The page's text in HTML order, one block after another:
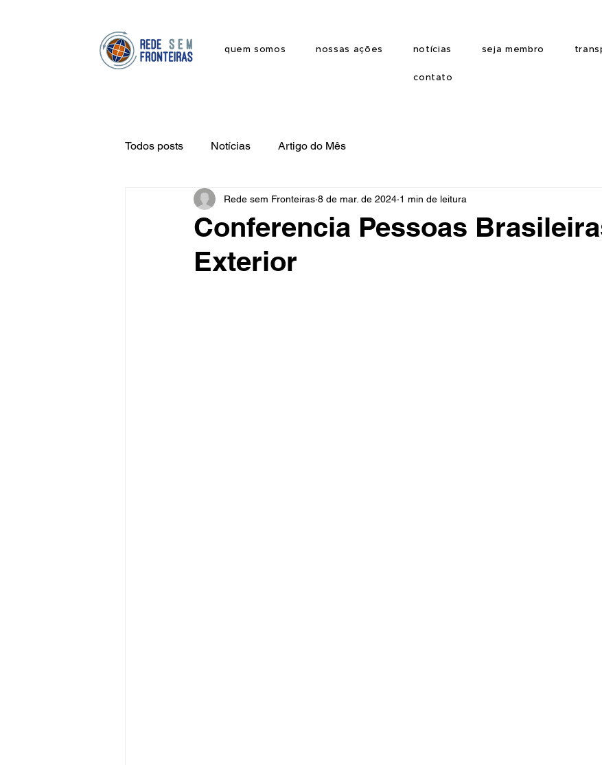
quem somos nossas ações notícias seja membro
contato
Todos posts Notícias Artigo do Mês
Conferencia Pessoas
Exterior
Rede sem Fronteiras 8 de mar. de 2024 1 min de leitura